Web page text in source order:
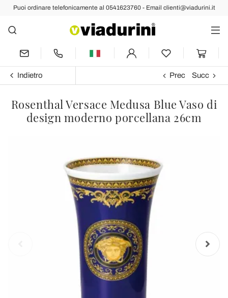
Puoi ordinare telefonicamente al 0541623760 - Email clienti@viadurini.it
Indietro Prec Succ
Rosenthal Versace Medusa Blue Vaso di
design moderno porcellana 26cm